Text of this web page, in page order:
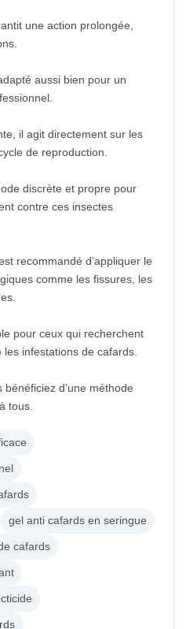
une action prolongée,
aussi bien pour un
il agit directement sur les
de reproduction.
discrète et propre pour
contre ces insectes
recommandé d’appliquer le
comme les fissures, les
pour ceux qui recherchent
infestations de cafards.
d’une méthode
tous.
gel anti cafards en seringue
cafards